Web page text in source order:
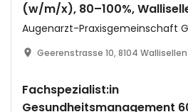
(w/m/x), 80–100%,
Augenarzt-Praxisgemeinschaft
Geerenstrasse 10, 8104 Wallisellen
Fachspezialist:in
Gesundheitsmanagement